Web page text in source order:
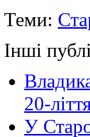
Теми:
Інші
20-
У